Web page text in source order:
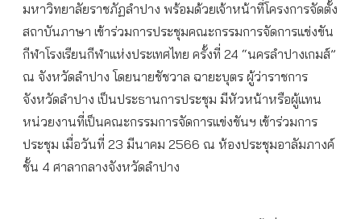
มหาวิทยาลัยราชภัฏลำปาง พร้อมด้วยเจ้าหน้าที่โครงการจัดตั้ง
สถาบันภาษา เข้าร่วมการประชุมคณะกรรมการจัดการแข่งขัน
กีฬาโรงเรียนกีฬาแห่งประเทศไทย ครั้งที่ 24 “นครลำปางเกมส์”
ณ จังหวัดลำปาง โดยนายชัชวาล ฉายะบุตร ผู้ว่าราชการ
จังหวัดลำปาง เป็นประธานการประชุม มีหัวหน้าหรือผู้แทน
หน่วยงานที่เป็นคณะกรรมการจัดการแข่งขันฯ เข้าร่วมการ
ประชุม เมื่อวันที่ 23 มีนาคม 2566 ณ ห้องประชุมอาลัมภางค์
ชั้น 4 ศาลากลางจังหวัดลำปาง